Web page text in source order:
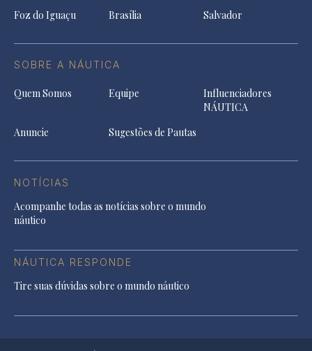
Foz do Iguaçu
Brasília Salvador
SOBRE A NÁUTICA
Quem Somos Equipe
Influenciadores
NÁUTICA
Anuncie
Sugestões de Pautas
NOTÍCIAS
Acompanhe todas as notícias sobre o mundo
náutico
NÁUTICA RESPONDE
Tire suas dúvidas sobre o mundo náutico